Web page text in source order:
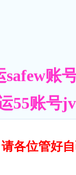
账
55账号
各位管好自